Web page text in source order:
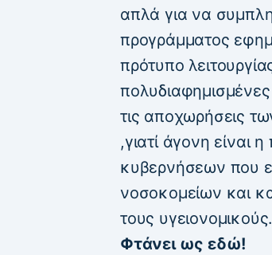
απλά για να
προγράμματος
πρότυπο
τις αποχωρήσεις
,γιατί άγονη είναι
κυβερνήσεων που
νοσοκομείων και
τους υγειονομικούς.
Φτάνει ως εδώ!